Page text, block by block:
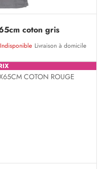
coton gris
Indisponible Livraison à domicile